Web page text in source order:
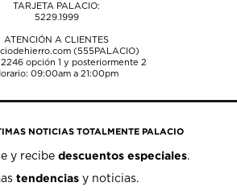
TARJETA PALACIO:
5229.1999
ATENCIÓN A CLIENTES
(555PALACIO)
opción 1 y posteriormente 2
09:00am a 21:00pm
NOTICIAS TOTALMENTE PALACIO
y recibedescuentos especiales.
tendencias y noticias.